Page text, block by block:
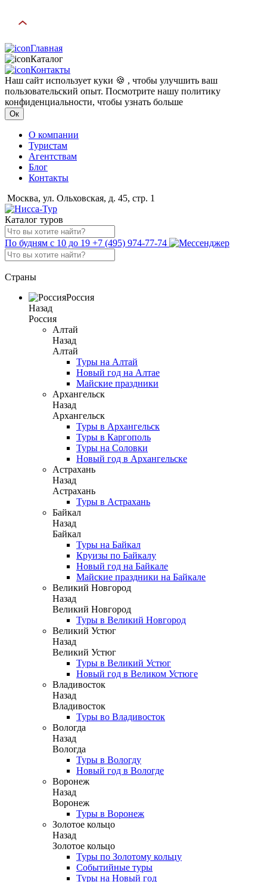
Главная
Каталог
Контакты
Наш сайт использует куки 🍪 , чтобы улучшить ваш
пользовательский опыт. Посмотрите нашу политику
конфиденциальности, чтобы узнать больше
Ок
О компании
Туристам
Агентствам
Блог
Контакты
Москва, ул. Ольховская, д. 45, стр. 1
Каталог туров
По будням с 10 до 19 +7 (495) 974-77-74
Страны
Россия
Назад
Россия
Алтай
Назад
Алтай
Туры на Алтай
Новый год на Алтае
Майские праздники
Архангельск
Назад
Архангельск
Туры в Архангельск
Туры в Каргополь
Туры на Соловки
Новый год в Архангельске
Астрахань
Назад
Астрахань
Туры в Астрахань
Байкал
Назад
Байкал
Туры на Байкал
Круизы по Байкалу
Новый год на Байкале
Майские праздники на Байкале
Великий Новгород
Назад
Великий Новгород
Туры в Великий Новгород
Великий Устюг
Назад
Великий Устюг
Туры в Великий Устюг
Новый год в Великом Устюге
Владивосток
Назад
Владивосток
Туры во Владивосток
Вологда
Назад
Вологда
Туры в Вологду
Новый год в Вологде
Воронеж
Назад
Воронеж
Туры в Воронеж
Золотое кольцо
Назад
Золотое кольцо
Туры по Золотому кольцу
Событийные туры
Туры на Новый год